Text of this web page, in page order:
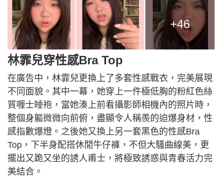
+46
林霏兒穿性感Bra Top
在廣告中，林霏兒更換上了多套性感戰衣，完美展現
不同面貌。其中一幕，她穿上一件極低胸的粉紅色絲
質喱士睡袍，當她湊上前看攝影師相機內的照片時，
整個身軀微微向前俯，盡顯令人稱羨的迫爆身材，性
感指數爆燈。之後她又換上另一套黑色的性感Bra
Top，下半身配搭休閒牛仔褲，不但大騷曲線美，更
擺出又跪又坐的誘人甫士，將極致誘惑與青春活力完
美結合。